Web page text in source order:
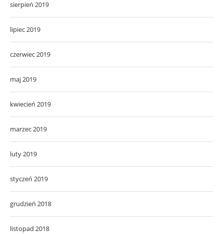
sierpień 2019
lipiec 2019
czerwiec 2019
maj 2019
kwiecień 2019
marzec 2019
luty 2019
styczeń 2019
grudzień 2018
listopad 2018